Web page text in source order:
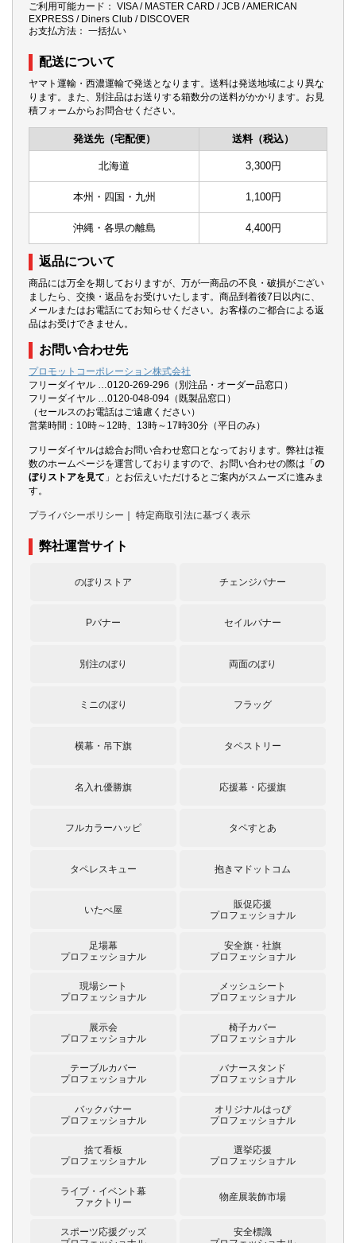
ご利用可能カード： VISA / MASTER CARD / JCB / AMERICAN
EXPRESS / Diners Club / DISCOVER
お支払方法： 一括払い
配送について
ヤマト運輸・西濃運輸で発送となります。送料は発送地域により異な
ります。また、別注品はお送りする箱数分の送料がかかります。お見
積フォームからお問合せください。
発送先（宅配便） 送料（税込）
北海道 3,300円
本州・四国・九州 1,100円
沖縄・各県の離島 4,400円
返品について
商品には万全を期しておりますが、万が一商品の不良・破損がござい
ましたら、交換・返品をお受けいたします。商品到着後7日以内に、
メールまたはお電話にてお知らせください。お客様のご都合による返
品はお受けできません。
お問い合わせ先
プロモットコーポレーション株式会社
フリーダイヤル …0120-269-296（別注品・オーダー品窓口）
フリーダイヤル …0120-048-094（既製品窓口）
（セールスのお電話はご遠慮ください）
営業時間：10時～12時、13時～17時30分（平日のみ）
フリーダイヤルは総合お問い合わせ窓口となっております。弊社は複
数のホームページを運営しておりますので、お問い合わせの際は「 の
ぼりストアを見て 」とお伝えいただけるとご案内がスムーズに進みま
す。
プライバシーポリシー 特定商取引法に基づく表示
弊社運営サイト
のぼりストア チェンジバナー
Pバナー セイルバナー
別注のぼり 両面のぼり
ミニのぼり フラッグ
横幕・吊下旗 タペストリー
名入れ優勝旗 応援幕・応援旗
フルカラーハッピ タペすとあ
タペレスキュー 抱きマドットコム
いたべ屋
販促応援
プロフェッショナル
足場幕
プロフェッショナル
安全旗・社旗
プロフェッショナル
現場シート
プロフェッショナル
メッシュシート
プロフェッショナル
展示会
プロフェッショナル
椅子カバー
プロフェッショナル
テーブルカバー
プロフェッショナル
バナースタンド
プロフェッショナル
バックバナー
プロフェッショナル
オリジナルはっぴ
プロフェッショナル
捨て看板
プロフェッショナル
選挙応援
プロフェッショナル
ライブ・イベント幕
ファクトリー
物産展装飾市場
スポーツ応援グッズ
安全標識